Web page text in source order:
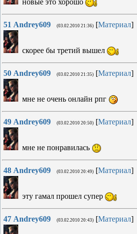
новые это хорошо
51 Andrey609 (03.02.2010 21:36) [Материал]
скорее бы третий вышел
50 Andrey609 (03.02.2010 21:35) [Материал]
мне не очень онлайн рпг
49 Andrey609 (03.02.2010 20:50) [Материал]
мне не понравилась
48 Andrey609 (03.02.2010 20:49) [Материал]
эту гамал прошел супер
47 Andrey609 (03.02.2010 20:43) [Материал]